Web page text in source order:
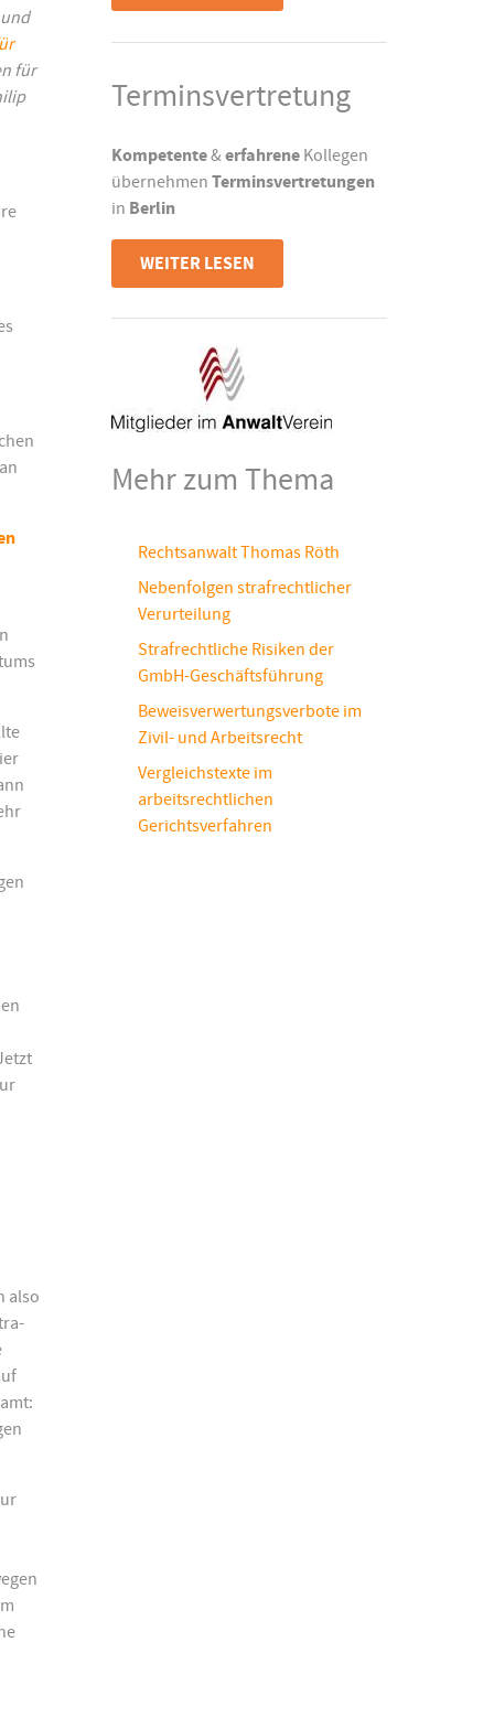
für
also
Terminsvertretung
Kompetente& erfahrene Kollegen
übernehmen Terminsvertretungen
in Berlin
WEITER LESEN
Mehr zum Thema
Rechtsanwalt Thomas Röth
Nebenfolgen strafrechtlicher
Verurteilung
Strafrechtliche Risiken der
GmbH-Geschäftsführung
Beweisverwertungsverbote im
Zivil- und Arbeitsrecht
Vergleichstexte im
arbeitsrechtlichen
Gerichtsverfahren